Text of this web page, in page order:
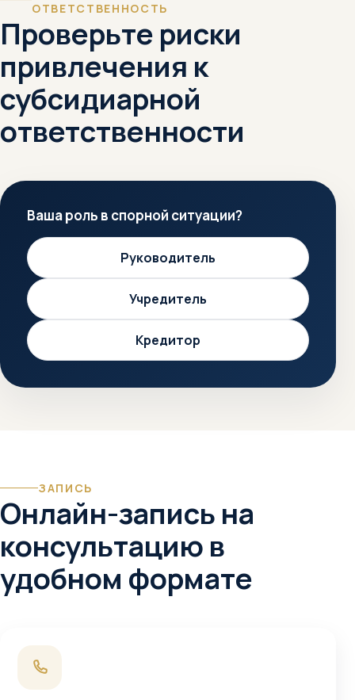
ОТВЕТСТВЕННОСТЬ
Проверьте риски
привлечения к
субсидиарной
ответственности
Ваша роль в спорной ситуации?
Руководитель
Учредитель
Кредитор
ЗАПИСЬ
Онлайн-запись на
консультацию в
удобном формате